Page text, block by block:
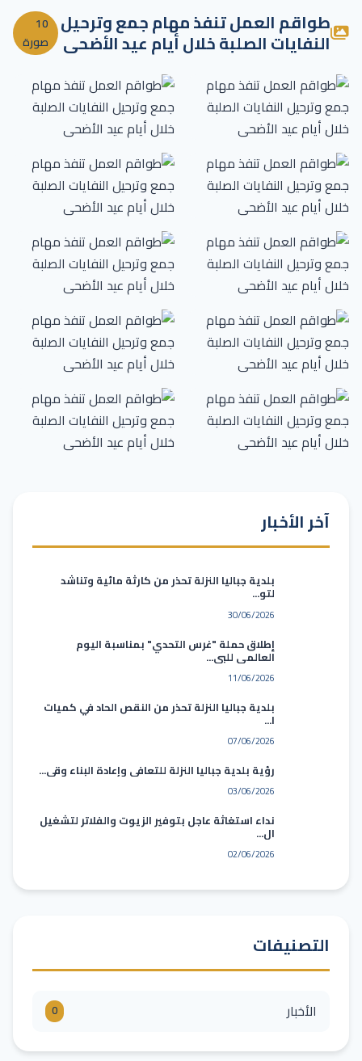
طواقم العمل تنفذ مهام جمع وترحيل
النفايات الصلبة خلال أيام عيد الأضحى
10
صورة
آخر الأخبار
بلدية جباليا النزلة تحذر من كارثة مائية وتناشد
لتو...
30/06/2026
إطلاق حملة "غرس التحدي" بمناسبة اليوم
العالمي للبي...
11/06/2026
بلدية جباليا النزلة تحذر من النقص الحاد في كميات
ا...
07/06/2026
رؤية بلدية جباليا النزلة للتعافي وإعادة البناء وقي...
03/06/2026
نداء استغاثة عاجل بتوفير الزيوت والفلاتر لتشغيل
ال...
02/06/2026
التصنيفات
الأخبار 0